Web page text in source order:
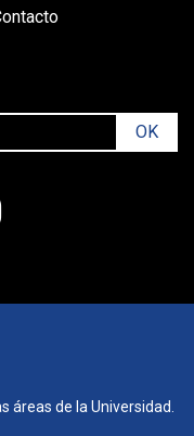
OK
áreas de la Universidad.